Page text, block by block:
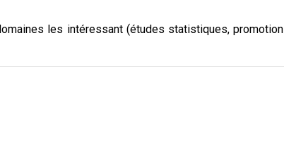
les intéressant (études statistiques, promotion